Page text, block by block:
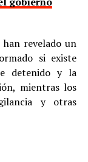
revelado un
si existe
detenido y la
mientras los
y otras